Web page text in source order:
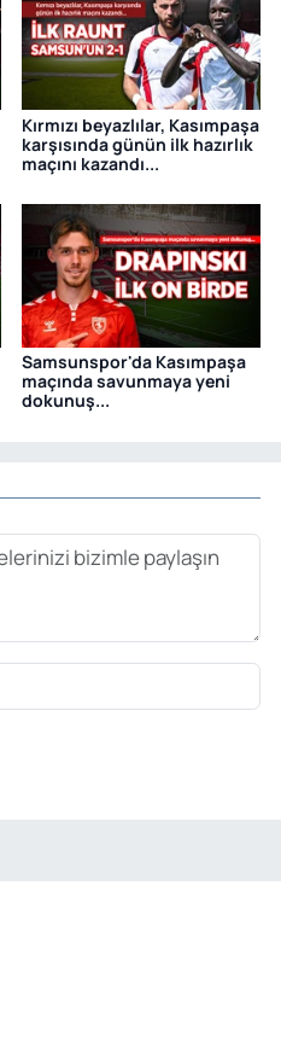
Kırmızı beyazlılar, Kasımpaşa
karşısında günün ilk hazırlık
maçını kazandı...
Samsunspor'da Kasımpaşa
maçında savunmaya yeni
dokunuş...